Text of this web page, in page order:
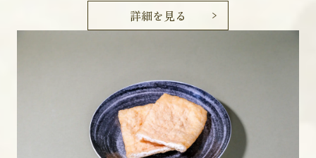
詳細を見る